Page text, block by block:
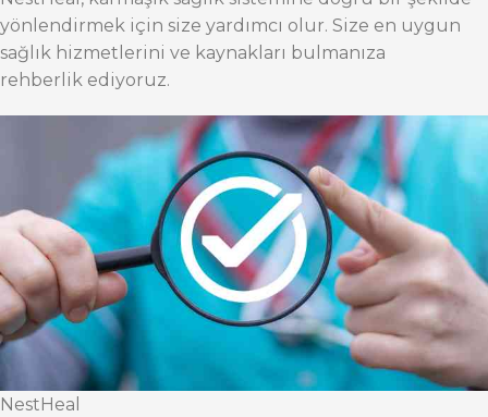
yönlendirmek için size yardımcı olur. Size en uygun
sağlık hizmetlerini ve kaynakları bulmanıza
rehberlik ediyoruz.
NestHeal